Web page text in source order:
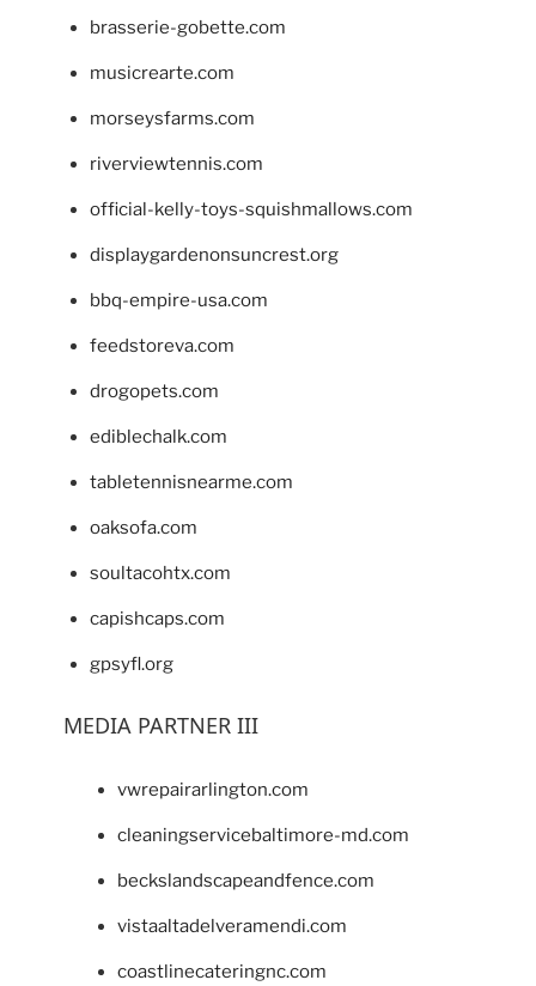
brasserie-gobette.com
musicrearte.com
morseysfarms.com
riverviewtennis.com
official-kelly-toys-squishmallows.com
displaygardenonsuncrest.org
bbq-empire-usa.com
feedstoreva.com
drogopets.com
ediblechalk.com
tabletennisnearme.com
oaksofa.com
soultacohtx.com
capishcaps.com
gpsyfl.org
MEDIA PARTNER III
vwrepairarlington.com
cleaningservicebaltimore-md.com
beckslandscapeandfence.com
vistaaltadelveramendi.com
coastlinecateringnc.com